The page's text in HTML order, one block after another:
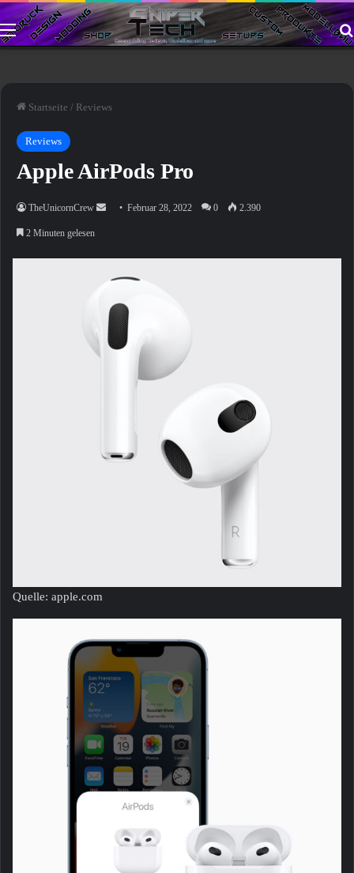
Menü
Startseite / Reviews
Reviews
Apple AirPods Pro
TheUnicornCrew
Sende
Mail
Februar 28, 2022 0 2.390
2 Minuten gelesen
Quelle: apple.com